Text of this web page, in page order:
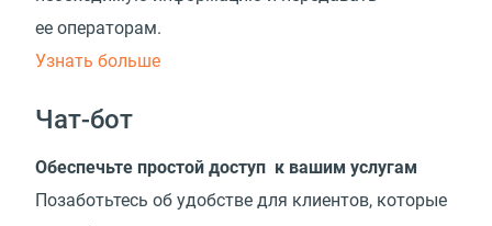
ее операторам.
Узнать больше
Чат-бот
Обеспечьте простой доступ к вашим услугам
Позаботьтесь об удобстве для клиентов, которые